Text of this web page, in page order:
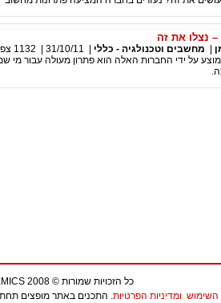
– נצלו את זה
מחשבים וטכנולגיה - כללי 31/10/11
1132
על ידי החברות האלה הוא פתרון מעולה עבור מי
כל הזכויות שמורות © 2008
השימוש ומדיניות הפרטיות. התכנים באתר מופצים תחת